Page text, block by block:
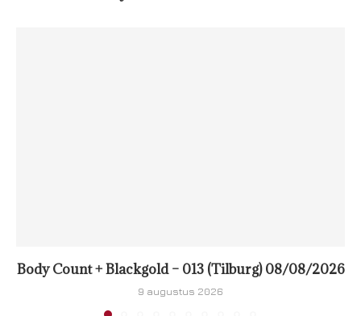
Body Count + Blackgold – 013 (Tilburg) 08/08/2026
9 augustus 2026